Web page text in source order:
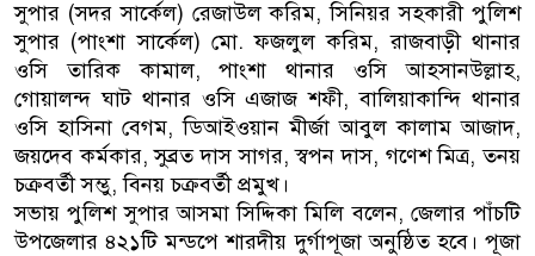
সুপার (সদর সার্কেল) রেজাউল করিম, সিনিয়র সহকারী পুলিশ
সুপার (পাংশা সার্কেল) মো. ফজলুল করিম, রাজবাড়ী থানার
ওসি তারিক কামাল, পাংশা থানার ওসি আহসানউল্লাহ,
গোয়ালন্দ ঘাট থানার ওসি এজাজ শফী, বালিয়াকান্দি থানার
ওসি হাসিনা বেগম, ডিআইওয়ান মীর্জা আবুল কালাম আজাদ,
জয়দেব কর্মকার, সুব্রত দাস সাগর, স্বপন দাস, গণেশ মিত্র, তনয়
চক্রবর্তী সম্ভু, বিনয় চক্রবর্তী প্রমুখ।
সভায় পুলিশ সুপার আসমা সিদ্দিকা মিলি বলেন, জেলার পাঁচটি
উপজেলার ৪২১টি মন্ডপে শারদীয় দুর্গাপূজা অনুষ্ঠিত হবে। পূজা